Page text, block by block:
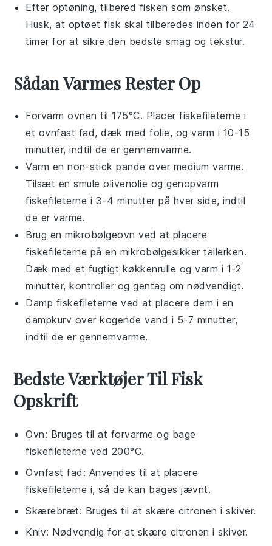
Efter optøning, tilbered fisken som ønsket.
Husk, at optøetfisk skal tilberedes inden for 24
timer for at sikre den bedste smag og tekstur.
Sådan Varmes Rester Op
Forvarm ovnen til 175°C. Placerfiskefileterne i
et ovnfast fad, dæk med folie, og varm i 10-15
minutter, indtil de er gennemvarme.
Varm en non-stick pande over medium varme.
Tilsæt en smuleolivenolie og genopvarm
fiskefileterne i 3-4 minutter på hver side, indtil
de er varme.
Brug en mikrobølgeovn ved at placere
fiskefileterne på en mikrobølgesikker tallerken.
Dæk med et fugtigt køkkenrulle og varm i 1-2
minutter, kontroller og gentag om nødvendigt.
Damp fiskefileterne ved at placere dem i en
dampkurv over kogende vand i 5-7 minutter,
indtil de er gennemvarme.
Bedste Værktøjer Til Fisk
Opskrift
Ovn: Bruges til at forvarme og bage
fiskefileterne ved 200°C.
Ovnfast fad : Anvendes til at placere
fiskefileterne i, så de kan bages jævnt.
Skærebræt: Bruges til at skære citronen i skiver.
Kniv: Nødvendig for at skære citronen i skiver.